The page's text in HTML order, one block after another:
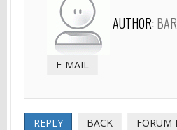
AUTHOR:
E-MAIL
REPLY BACK FORUM